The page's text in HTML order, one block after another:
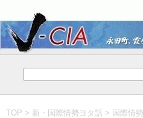
TOP > 新・国際情勢ヨタ話 > 国際情